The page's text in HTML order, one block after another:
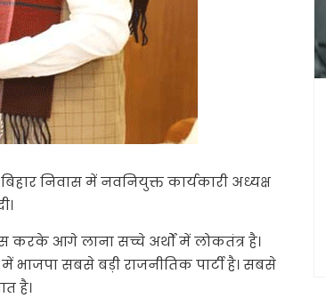
निवास में नवनियुक्त कार्यकारी अध्यक्ष
करके आगे लाना सच्चे अर्थों में लोकतंत्र है।
भाजपा सबसे बड़ी राजनीतिक पार्टी है। सबसे
है।